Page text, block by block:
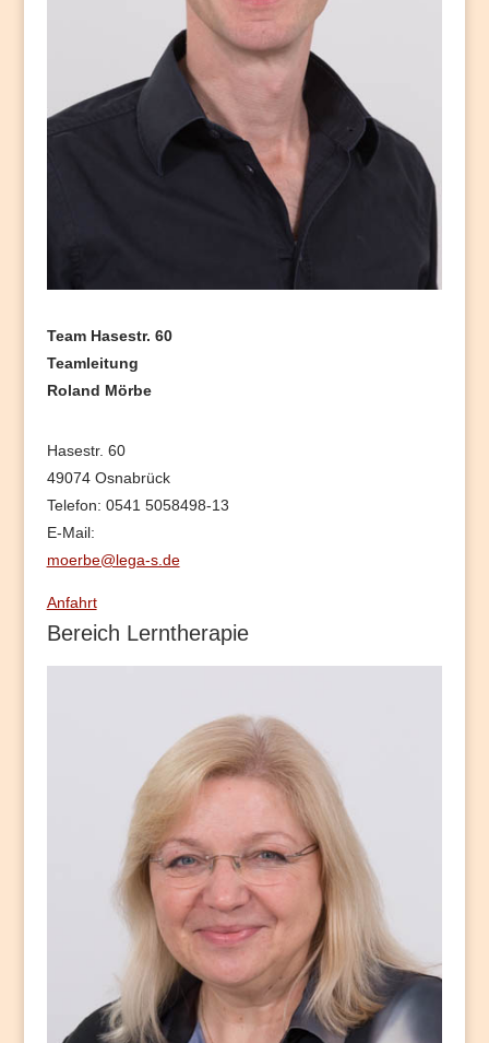
Team Hasestr. 60
Teamleitung
Roland Mörbe
Hasestr. 60
49074 Osnabrück
Telefon: 0541 5058498-13
E-Mail:
moerbe@lega-s.de
Anfahrt
Bereich Lerntherapie